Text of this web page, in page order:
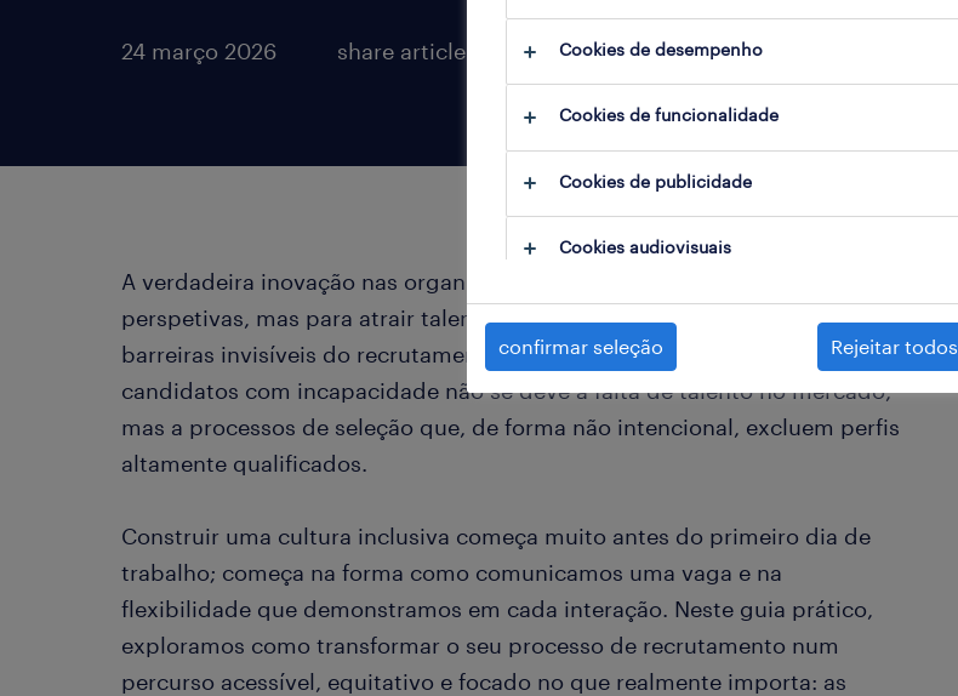
24 março 2026 share article:
A verdadeira inovação nas organizações nasce da diversidade de
perspetivas, mas para atrair talento plural é preciso primeiro derrubar as
barreiras invisíveis do recrutamento. Muitas vezes, a escassez de
candidatos com incapacidade não se deve à falta de talento no mercado,
mas a processos de seleção que, de forma não intencional, excluem perfis
altamente qualificados.
Construir uma cultura inclusiva começa muito antes do primeiro dia de
trabalho; começa na forma como comunicamos uma vaga e na
flexibilidade que demonstramos em cada interação. Neste guia prático,
exploramos como transformar o seu processo de recrutamento num
percurso acessível, equitativo e focado no que realmente importa: as
Cookies de desempenho
Cookies de funcionalidade
Cookies de publicidade
Cookies audiovisuais
confirmar seleção Rejeitar todos